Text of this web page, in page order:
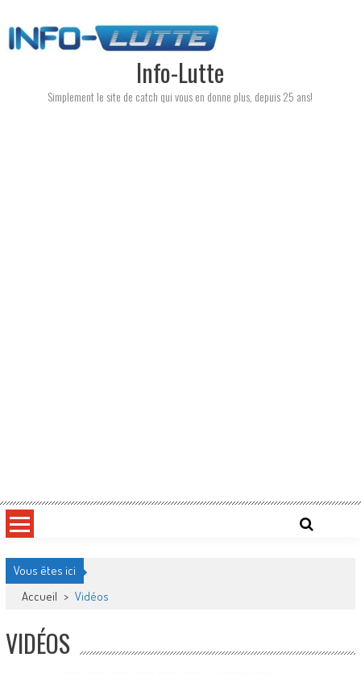
to
content
Info-Lutte
Simplement le site de catch qui vous en donne plus, depuis 25 ans!
Vous êtes ici
Accueil > Vidéos
VIDÉOS